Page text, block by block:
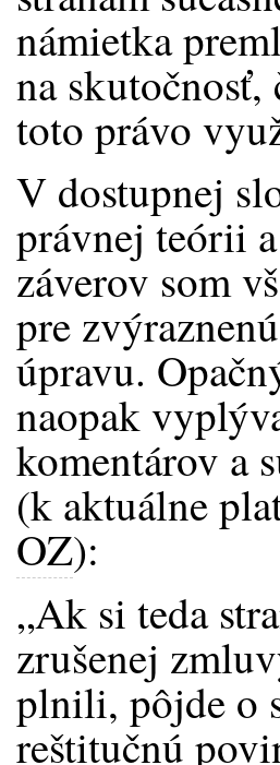
námietka
na
toto právo
V dostupnej
právnej teórii
záverov som
pre
úpravu.
naopak
komentárov a
(k aktuálne
OZ):
„Ak si teda
zrušenej
plnili, pôjde o
reštitučnú